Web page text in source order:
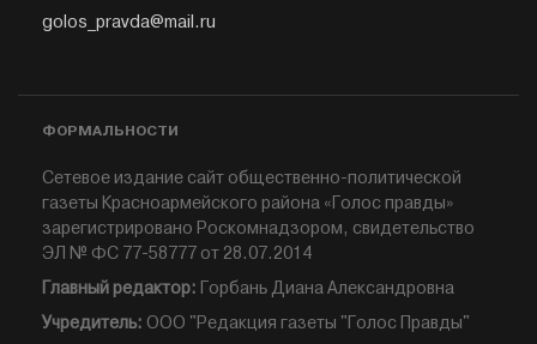
golos_pravda@mail.ru
ФОРМАЛЬНОСТИ
Сетевое издание сайт общественно-политической
газеты Красноармейского района «Голос правды»
зарегистрировано Роскомнадзором, свидетельство
ЭЛ № ФС 77-58777 от 28.07.2014
Главный редактор: Горбань Диана Александровна
Учредитель: ООО "Редакция газеты "Голос Правды"